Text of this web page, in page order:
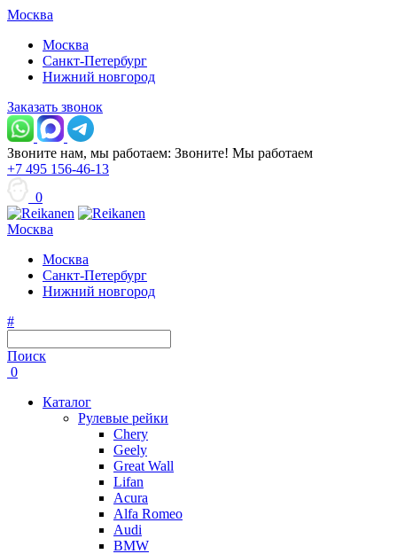
Москва
Москва
Санкт-Петербург
Нижний новгород
Заказать звонок
Звоните нам, мы работаем: Звоните! Мы работаем
+7 495 156-46-13
0
Москва
Москва
Санкт-Петербург
Нижний новгород
#
Поиск
0
Каталог
Рулевые рейки
Chery
Geely
Great Wall
Lifan
Acura
Alfa Romeo
Audi
BMW